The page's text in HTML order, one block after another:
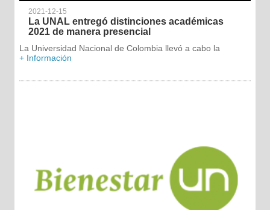
2021-12-15
La UNAL entregó distinciones académicas
2021 de manera presencial
La Universidad Nacional de Colombia llevó a cabo la
+ Información